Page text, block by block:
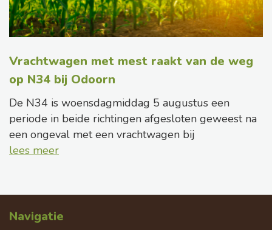
Vrachtwagen met mest raakt van de weg
op N34 bij Odoorn
De N34 is woensdagmiddag 5 augustus een
periode in beide richtingen afgesloten geweest na
een ongeval met een vrachtwagen bij
lees meer
Navigatie